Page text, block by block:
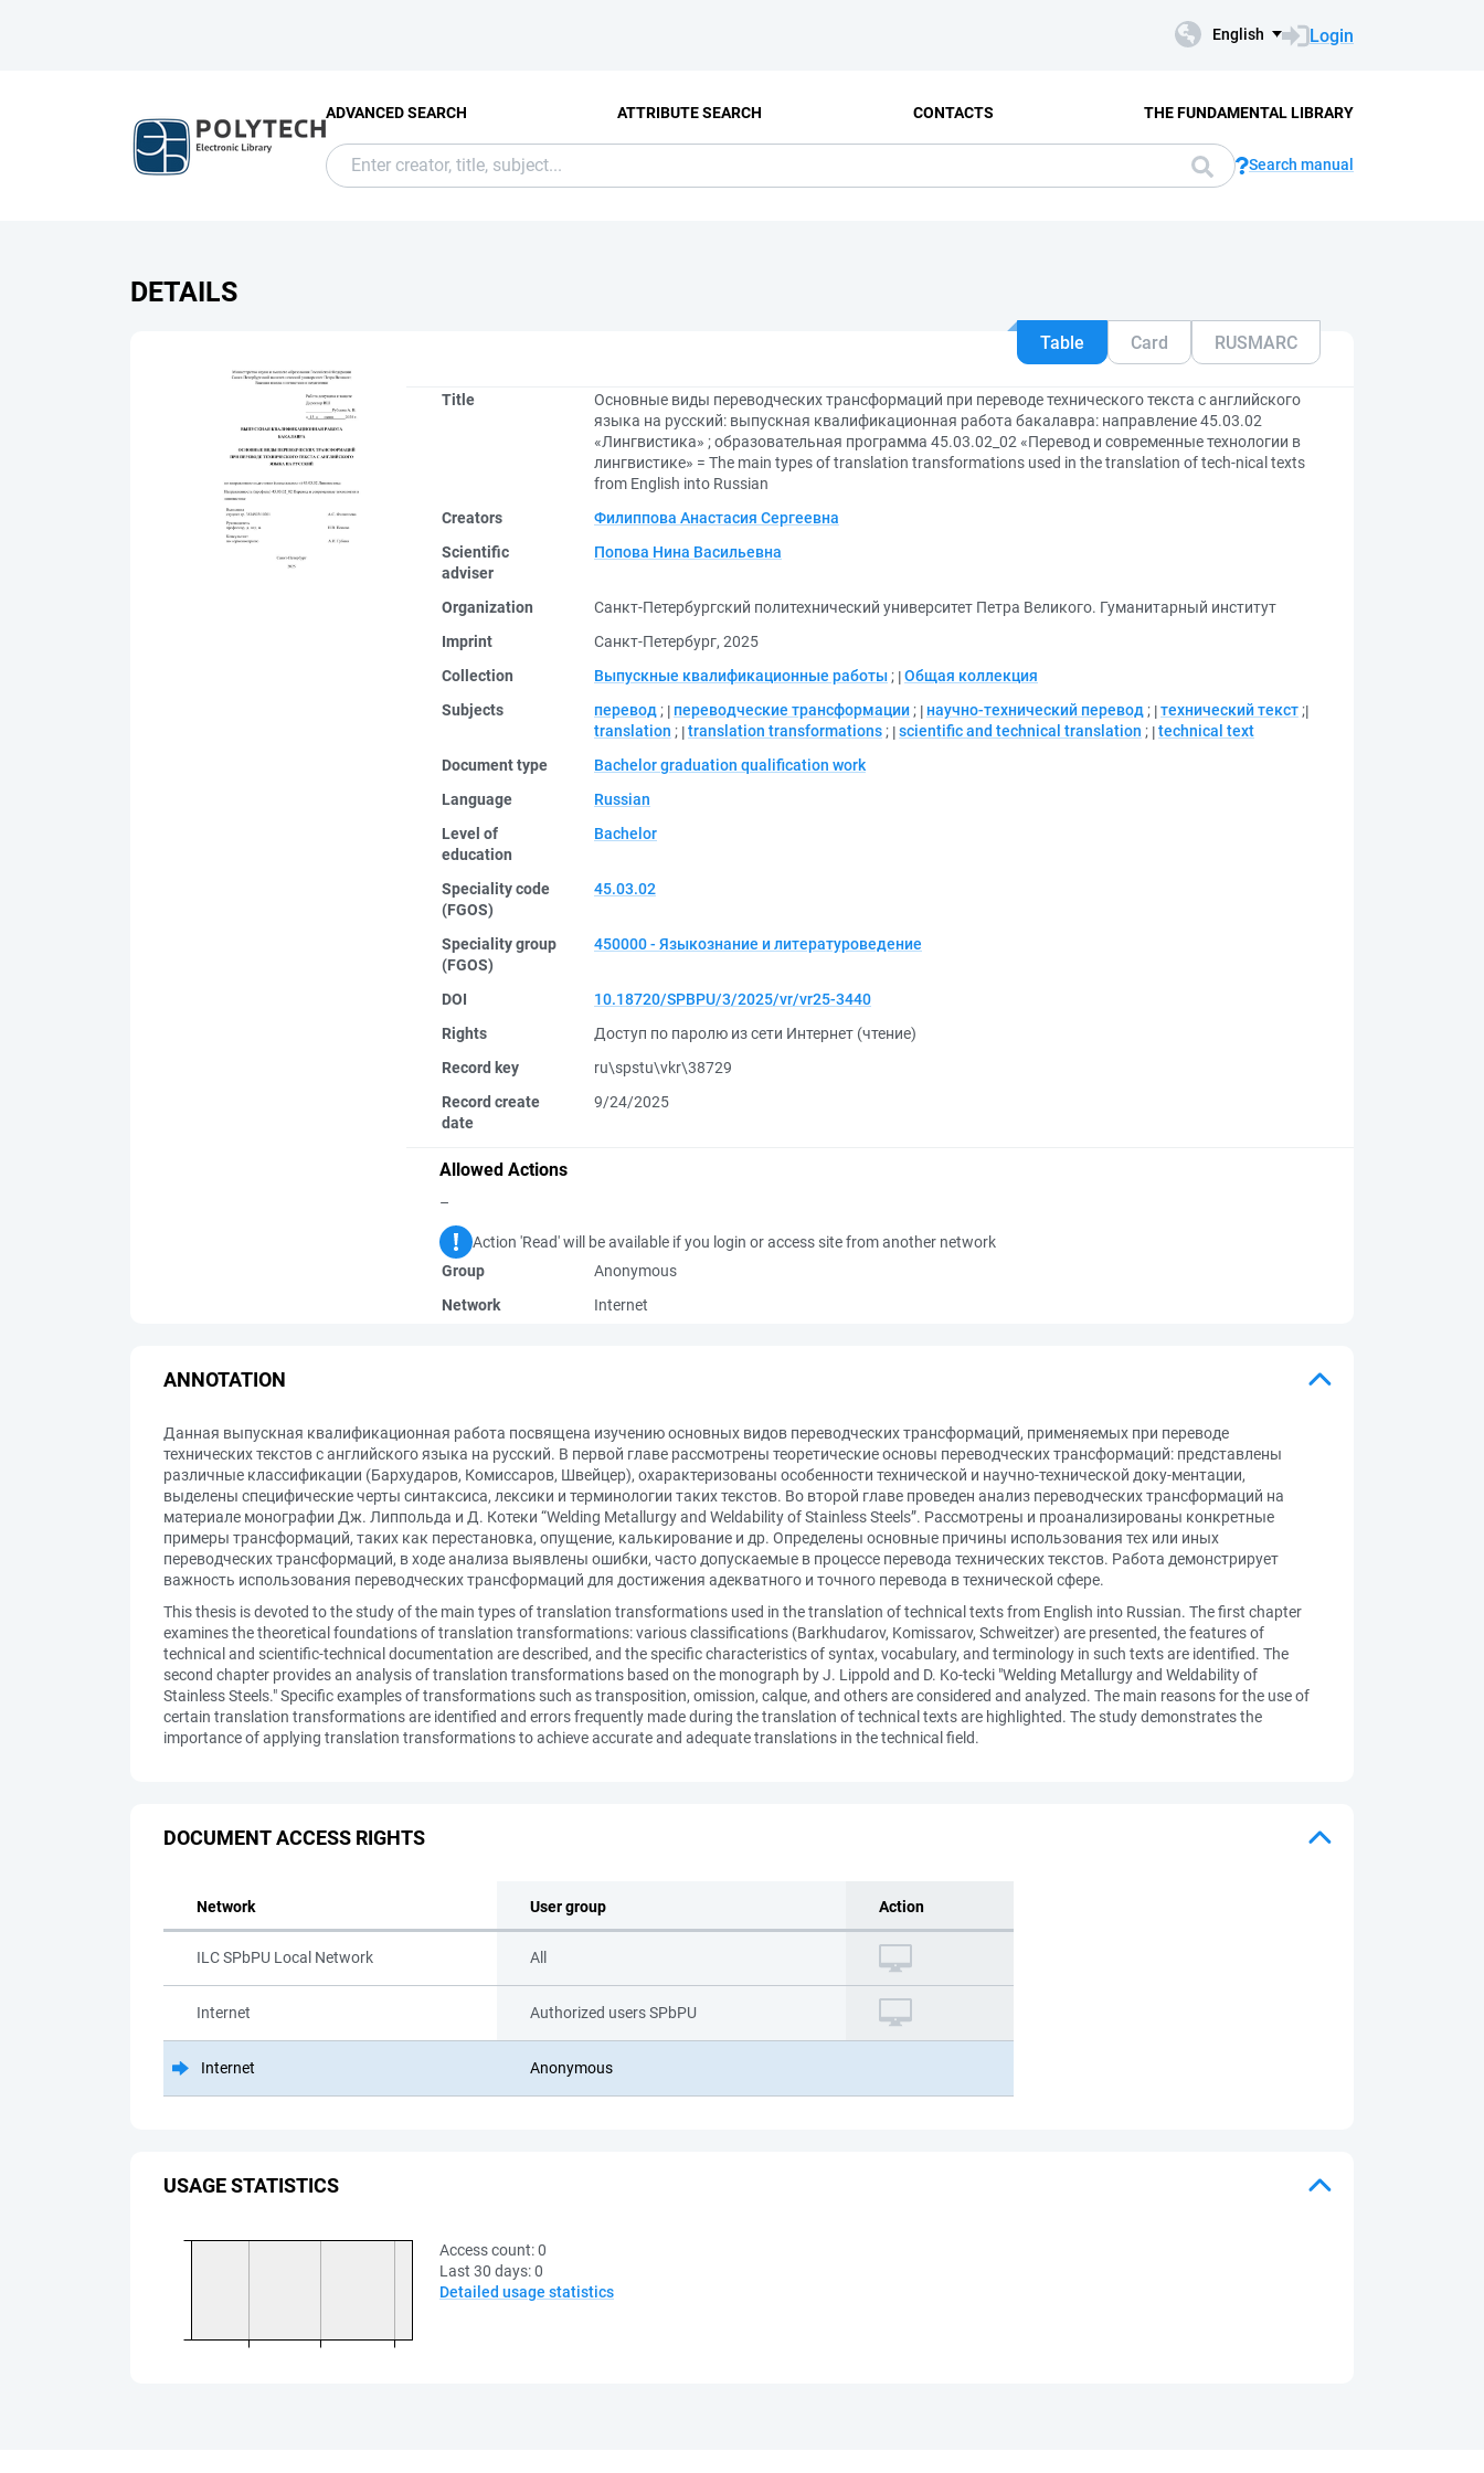
English Login
ADVANCED SEARCH ATTRIBUTE SEARCH CONTACTS THE FUNDAMENTAL LIBRARY
Search manual
DETAILS
Table Card RUSMARC
Title
Основные виды переводческих трансформаций при переводе технического текста с английского
языка на русский: выпускная квалификационная работа бакалавра: направление 45.03.02
«Лингвистика» ; образовательная программа 45.03.02_02 «Перевод и современные технологии в
лингвистике» = The main types of translation transformations used in the translation of tech-nical texts
from English into Russian
Creators
Филиппова Анастасия Сергеевна
Scientific
adviser
Попова Нина Васильевна
Organization
Санкт-Петербургский политехнический университет Петра Великого. Гуманитарный институт
Imprint
Санкт-Петербург, 2025
Collection
Выпускные квалификационные работы ; Общая коллекция
Subjects
перевод ; переводческие трансформации ; научно-технический перевод ; технический текст ;
translation ; translation transformations ; scientific and technical translation ; technical text
Document type
Bachelor graduation qualification work
Language
Russian
Level of
education
Bachelor
Speciality code
(FGOS)
45.03.02
Speciality group
(FGOS)
450000 - Языкознание и литературоведение
DOI
10.18720/SPBPU/3/2025/vr/vr25-3440
Rights
Доступ по паролю из сети Интернет (чтение)
Record key
ru\spstu\vkr\38729
Record create
date
9/24/2025
Allowed Actions
–
Action 'Read' will be available if you login or access site from another network
Group
Anonymous
Network
Internet
ANNOTATION
Данная выпускная квалификационная работа посвящена изучению основных видов переводческих трансформаций, применяемых при переводе
технических текстов с английского языка на русский. В первой главе рассмотрены теоретические основы переводческих трансформаций: представлены
различные классификации (Бархударов, Комиссаров, Швейцер), охарактеризованы особенности технической и научно-технической доку-ментации,
выделены специфические черты синтаксиса, лексики и терминологии таких текстов. Во второй главе проведен анализ переводческих трансформаций на
материале монографии Дж. Липпольда и Д. Котеки “Welding Metallurgy and Weldability of Stainless Steels”. Рассмотрены и проанализированы конкретные
примеры трансформаций, таких как перестановка, опущение, калькирование и др. Определены основные причины использования тех или иных
переводческих трансформаций, в ходе анализа выявлены ошибки, часто допускаемые в процессе перевода технических текстов. Работа демонстрирует
важность использования переводческих трансформаций для достижения адекватного и точного перевода в технической сфере.
This thesis is devoted to the study of the main types of translation transformations used in the translation of technical texts from English into Russian. The first chapter
examines the theoretical foundations of translation transformations: various classifications (Barkhudarov, Komissarov, Schweitzer) are presented, the features of
technical and scientific-technical documentation are described, and the specific characteristics of syntax, vocabulary, and terminology in such texts are identified. The
second chapter provides an analysis of translation transformations based on the monograph by J. Lippold and D. Ko-tecki "Welding Metallurgy and Weldability of
Stainless Steels." Specific examples of transformations such as transposition, omission, calque, and others are considered and analyzed. The main reasons for the use of
certain translation transformations are identified and errors frequently made during the translation of technical texts are highlighted. The study demonstrates the
importance of applying translation transformations to achieve accurate and adequate translations in the technical field.
DOCUMENT ACCESS RIGHTS
Network User group Action
ILC SPbPU Local Network All
Internet Authorized users SPbPU
Internet Anonymous
USAGE STATISTICS
Access count:0
Last 30 days:0
Detailed usage statistics